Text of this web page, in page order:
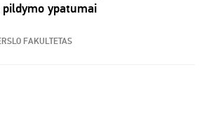
pildymo ypatumai
FAKULTETAS